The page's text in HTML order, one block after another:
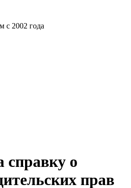
с 2002 года
справку о
прав